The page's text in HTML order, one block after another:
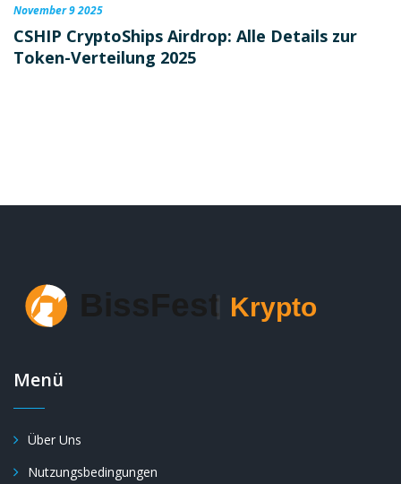
November 9 2025
CSHIP CryptoShips Airdrop: Alle Details zur
Token-Verteilung 2025
Menü
Über Uns
Nutzungsbedingungen